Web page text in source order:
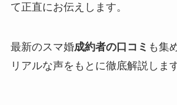
て正直にお伝えします。
最新のスマ婚成約者の口コミ も集
リアルな声をもとに徹底解説します